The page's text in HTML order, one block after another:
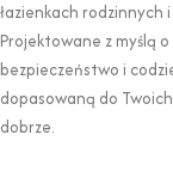
łazienkach rodzinnych
Projektowane z myślą
bezpieczeństwo i
dopasowaną do
dobrze.